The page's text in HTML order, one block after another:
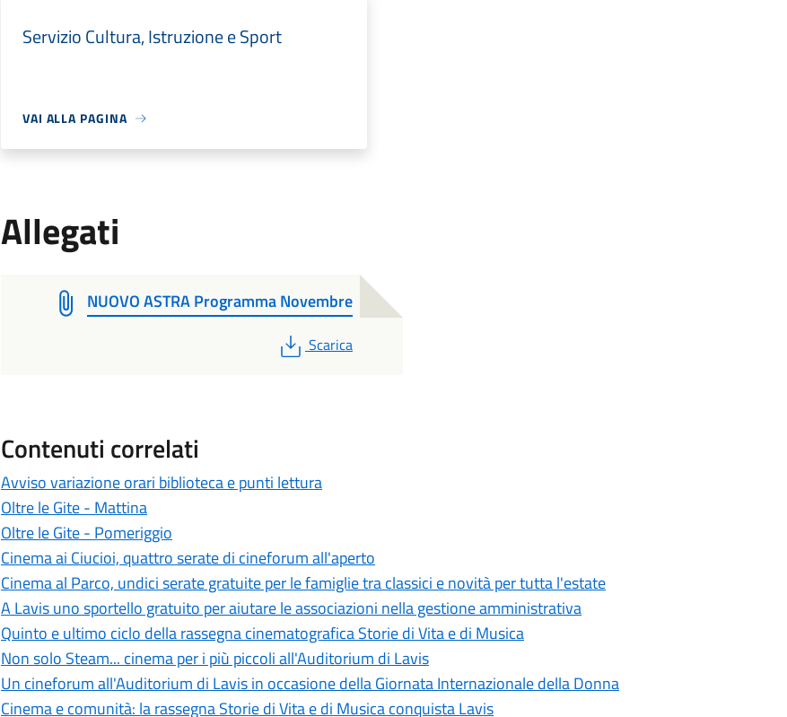
Servizio Cultura, Istruzione e Sport
VAI ALLA PAGINA
Allegati
NUOVO ASTRA Programma Novembre
PDF
Scarica
Contenuti correlati
Avviso variazione orari biblioteca e punti lettura
Oltre le Gite - Mattina
Oltre le Gite - Pomeriggio
Cinema ai Ciucioi, quattro serate di cineforum all'aperto
Cinema al Parco, undici serate gratuite per le famiglie tra classici e novità per tutta l'estate
A Lavis uno sportello gratuito per aiutare le associazioni nella gestione amministrativa
Quinto e ultimo ciclo della rassegna cinematografica Storie di Vita e di Musica
Non solo Steam... cinema per i più piccoli all'Auditorium di Lavis
Un cineforum all'Auditorium di Lavis in occasione della Giornata Internazionale della Donna
Cinema e comunità: la rassegna Storie di Vita e di Musica conquista Lavis